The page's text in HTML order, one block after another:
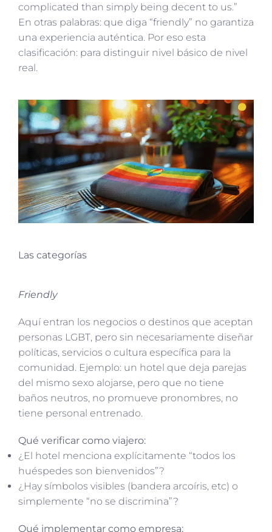
complicated than simply being decent to us.”
En otras palabras: que diga “friendly” no garantiza
una experiencia auténtica. Por eso esta
clasificación: para distinguir nivel básico de nivel
real.
Las categorías
Friendly
Aquí entran los negocios o destinos que aceptan
personas LGBT, pero sin necesariamente diseñar
políticas, servicios o cultura específica para la
comunidad. Ejemplo: un hotel que deja parejas
del mismo sexo alojarse, pero que no tiene
baños neutros, no promueve pronombres, no
tiene personal entrenado.
Qué verificar como viajero:
¿El hotel menciona explícitamente “todos los
huéspedes son bienvenidos”?
¿Hay símbolos visibles (bandera arcoíris, etc) o
simplemente “no se discrimina”?
Qué implementar como empresa: